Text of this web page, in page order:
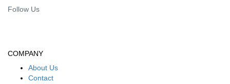
Follow Us
COMPANY
About Us
Contact